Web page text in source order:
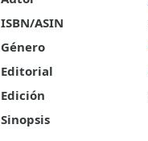
ISBN/ASIN
Género
Editorial
Edición
Sinopsis